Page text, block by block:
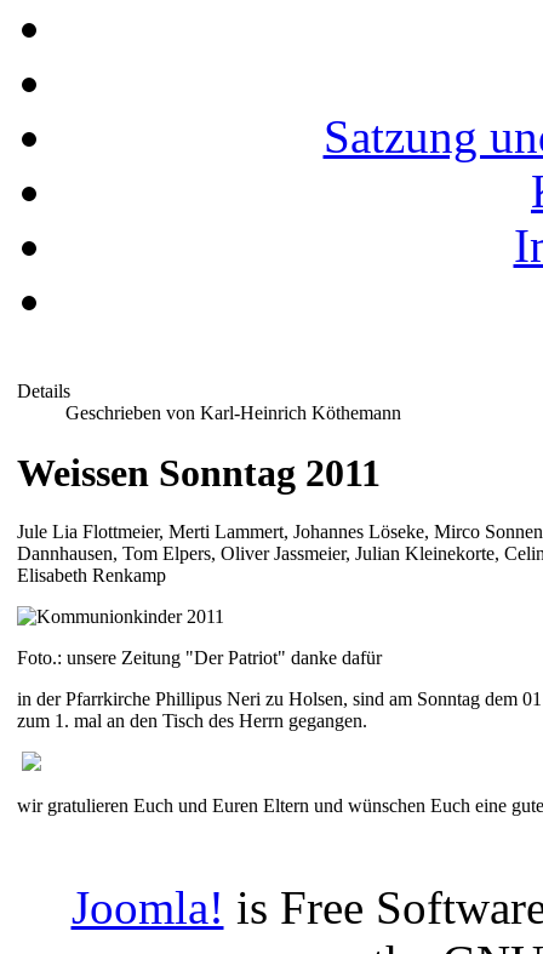
Satzung
Details
Geschrieben von Karl-Heinrich Köthemann
Weissen Sonntag 2011
Jule Lia Flottmeier, Merti Lammert, Johannes Löseke, Mirco
Dannhausen, Tom Elpers, Oliver Jassmeier, Julian Kleinekorte,
Elisabeth Renkamp
Foto.: unsere Zeitung "Der Patriot" danke dafür
in der Pfarrkirche Phillipus Neri zu Holsen, sind am Sonntag dem
zum 1. mal an den Tisch des Herrn gegangen.
wir gratulieren Euch und Euren Eltern und wünschen Euch eine
Joomla! is Free